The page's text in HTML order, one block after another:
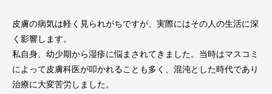
皮膚の病気は軽く見られがちですが、実際にはその人の生活に深
く影響します。
私自身、幼少期から湿疹に悩まされてきました。当時はマスコミ
によって皮膚科医が叩かれることも多く、混沌とした時代であり
治療に大変苦労しました。